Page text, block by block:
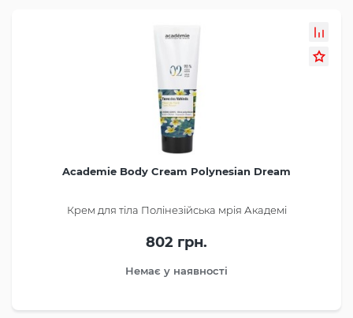
Academie Body Cream Polynesian Dream
Крем для тіла Полінезійська мрія Академі
802 грн.
Немає у наявності